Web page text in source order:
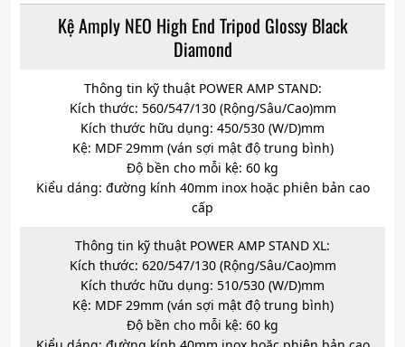
Kệ Amply NEO High End Tripod Glossy Black
Diamond
Thông tin kỹ thuật POWER AMP STAND:
Kích thước: 560/547/130 (Rộng/Sâu/Cao)mm
Kích thước hữu dụng: 450/530 (W/D)mm
Kệ: MDF 29mm (ván sợi mật độ trung bình)
Độ bền cho mỗi kệ: 60 kg
Kiểu dáng: đường kính 40mm inox hoặc phiên bản cao
cấp
Thông tin kỹ thuật POWER AMP STAND XL:
Kích thước: 620/547/130 (Rộng/Sâu/Cao)mm
Kích thước hữu dụng: 510/530 (W/D)mm
Kệ: MDF 29mm (ván sợi mật độ trung bình)
Độ bền cho mỗi kệ: 60 kg